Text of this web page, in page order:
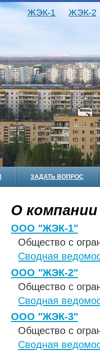
ЖЭК-1 ЖЭК-2
ЗАДАТЬ ВОПРОС
О компании
ООО "ЖЭК-1"
Общество с
Сводная
ООО "ЖЭК-2"
Общество с
Сводная
ООО "ЖЭК-3"
Общество с
Сводная